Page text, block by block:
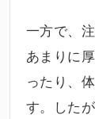
一方で、
あまりに
ったり、
す。した